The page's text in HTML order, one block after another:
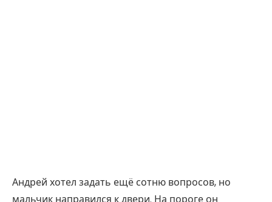
Андрей хотел задать ещё сотню вопросов, но